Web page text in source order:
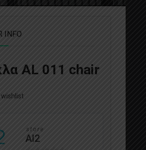
INFO
AL 011 chair
store
Al2